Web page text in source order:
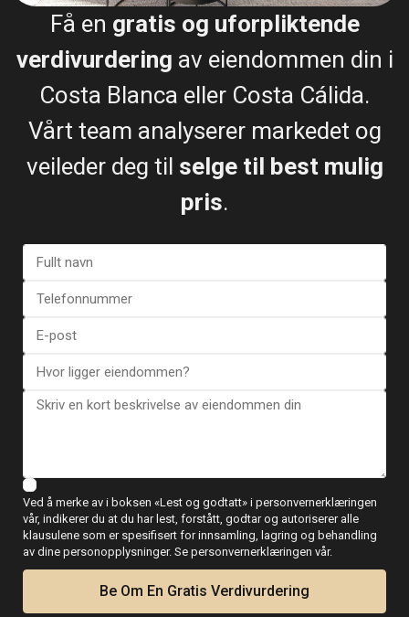
Bungalow in Torrevieja (Alica...
€ 422.000
3 soverom 2 BA 138
Lånekalkulator
€2,163.68
per måned
Få en gratis og uforpliktende
verdivurdering av eiendommen din i
Costa Blanca eller Costa Cálida.
Vårt team analyserer markedet og
veileder deg til selge til best mulig
pris.
Ved å merke av i boksen «Lest og godtatt» i personvernerklæringen
vår, indikerer du at du har lest, forstått, godtar og autoriserer alle
klausulene som er spesifisert for innsamling, lagring og behandling
av dine personopplysninger. Se personvernerklæringen vår.
Be Om En Gratis Verdivurdering